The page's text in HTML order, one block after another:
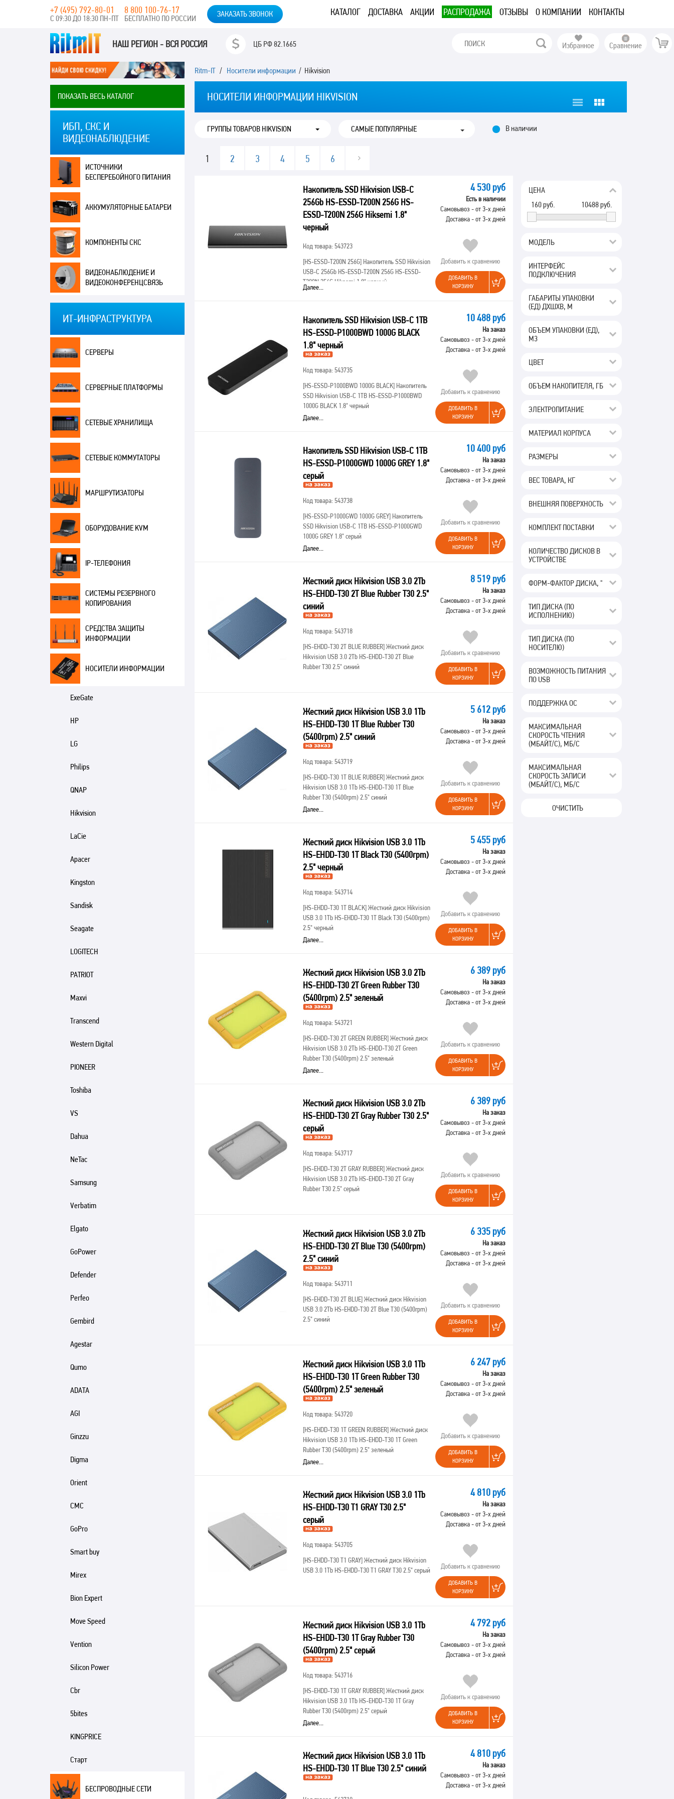
КАТАЛОГ ДОСТАВКА АКЦИИ РАСПРОДАЖА ОТЗЫВЫ О КОМПАНИИ КОНТАКТЫ
+7 (495) 792-80-01
С 09:30 ДО 18:30 ПН-ПТ
8 800 100-76-17
БЕСПЛАТНО ПО РОССИИ ЗАКАЗАТЬ ЗВОНОК
НАШ РЕГИОН - ВСЯ РОССИЯ ЦБ РФ82.1665 Избранное Сравнение
ПОКАЗАТЬ ВЕСЬ КАТАЛОГ
ИБП, СКС И
ВИДЕОНАБЛЮДЕНИЕ
ИСТОЧНИКИ
БЕСПЕРЕБОЙНОГО ПИТАНИЯ
АККУМУЛЯТОРНЫЕ БАТАРЕИ
КОМПОНЕНТЫ СКС
ВИДЕОНАБЛЮДЕНИЕ И
ВИДЕОКОНФЕРЕНЦСВЯЗЬ
ИТ-ИНФРАСТРУКТУРА
СЕРВЕРЫ
СЕРВЕРНЫЕ ПЛАТФОРМЫ
СЕТЕВЫЕ ХРАНИЛИЩА
СЕТЕВЫЕ КОММУТАТОРЫ
МАРШРУТИЗАТОРЫ
ОБОРУДОВАНИЕ KVM
IP-ТЕЛЕФОНИЯ
СИСТЕМЫ РЕЗЕРВНОГО
КОПИРОВАНИЯ
СРЕДСТВА ЗАЩИТЫ
ИНФОРМАЦИИ
НОСИТЕЛИ ИНФОРМАЦИИ
ExeGate
HP
LG
Philips
QNAP
Hikvision
LaCie
Apacer
Kingston
Sandisk
Seagate
LOGITECH
PATRIOT
Maxvi
Transcend
Western Digital
PIONEER
Toshiba
VS
Dahua
NeTac
Samsung
Verbatim
Elgato
GoPower
Defender
Perfeo
Gembird
Agestar
Qumo
ADATA
AGI
Ginzzu
Digma
Orient
CMC
GoPro
Smart buy
Mirex
Bion Expert
Move Speed
Vention
Silicon Power
Cbr
5bites
KINGPRICE
Старт
БЕСПРОВОДНЫЕ СЕТИ
Ritm-IT/ Носители информации / Hikvision
НОСИТЕЛИ ИНФОРМАЦИИ HIKVISION
ГРУППЫ ТОВАРОВ HIKVISION В наличии
1 2 3 4 5 6
ЦЕНА
10488руб.
160руб.
МОДЕЛЬ
ИНТЕРФЕЙС
ПОДКЛЮЧЕНИЯ
ГАБАРИТЫ УПАКОВКИ
(ЕД) ДХШХВ, М
ОБЪЕМ УПАКОВКИ (ЕД),
М3
ЦВЕТ
ОБЪЕМ НАКОПИТЕЛЯ, ГБ
ЭЛЕКТРОПИТАНИЕ
МАТЕРИАЛ КОРПУСА
РАЗМЕРЫ
ВЕС ТОВАРА, КГ
ВНЕШНЯЯ ПОВЕРХНОСТЬ
КОМПЛЕКТ ПОСТАВКИ
КОЛИЧЕСТВО ДИСКОВ В
УСТРОЙСТВЕ
ФОРМ-ФАКТОР ДИСКА, "
ТИП ДИСКА (ПО
ИСПОЛНЕНИЮ)
ТИП ДИСКА (ПО
НОСИТЕЛЮ)
ВОЗМОЖНОСТЬ ПИТАНИЯ
ПО USB
ПОДДЕРЖКА ОС
МАКСИМАЛЬНАЯ
СКОРОСТЬ ЧТЕНИЯ
(МБАЙТ/С), МБ/С
МАКСИМАЛЬНАЯ
СКОРОСТЬ ЗАПИСИ
(МБАЙТ/С), МБ/С
ОЧИСТИТЬ
Накопитель SSD Hikvision USB-C
256Gb HS-ESSD-T200N 256G HS-
ESSD-T200N 256G Hiksemi 1.8"
черный
Код товара: 543723
[HS-ESSD-T200N 256G]Накопитель SSD Hikvision
USB-C 256Gb HS-ESSD-T200N 256G HS-ESSD-
T200N 256G Hiksemi 1.8" черный
Далее...
4 530 руб
Есть в наличии
Самовывоз - от 3-х дней
Доставка - от 3-х дней
Добавить к сравнению
ДОБАВИТЬ В
КОРЗИНУ
Накопитель SSD Hikvision USB-C 1TB
HS-ESSD-P1000BWD 1000G BLACK
1.8" черный
Код товара: 543735
[HS-ESSD-P1000BWD 1000G BLACK]Накопитель
SSD Hikvision USB-C 1TB HS-ESSD-P1000BWD
1000G BLACK 1.8" черный
Далее...
10 488 руб
На заказ
Самовывоз - от 3-х дней
Доставка - от 3-х дней
Добавить к сравнению
ДОБАВИТЬ В
КОРЗИНУ
Накопитель SSD Hikvision USB-C 1TB
HS-ESSD-P1000GWD 1000G GREY 1.8"
серый
Код товара: 543738
[HS-ESSD-P1000GWD 1000G GREY]Накопитель
SSD Hikvision USB-C 1TB HS-ESSD-P1000GWD
1000G GREY 1.8" серый
Далее...
10 400 руб
На заказ
Самовывоз - от 3-х дней
Доставка - от 3-х дней
Добавить к сравнению
ДОБАВИТЬ В
КОРЗИНУ
Жесткий диск Hikvision USB 3.0 2Tb
HS-EHDD-T30 2T Blue Rubber T30 2.5"
синий
Код товара: 543718
[HS-EHDD-T30 2T BLUE RUBBER]Жесткий диск
Hikvision USB 3.0 2Tb HS-EHDD-T30 2T Blue
Rubber T30 2.5" синий
8 519 руб
На заказ
Самовывоз - от 3-х дней
Доставка - от 3-х дней
Добавить к сравнению
ДОБАВИТЬ В
КОРЗИНУ
Жесткий диск Hikvision USB 3.0 1Tb
HS-EHDD-T30 1T Blue Rubber T30
(5400rpm) 2.5" синий
Код товара: 543719
[HS-EHDD-T30 1T BLUE RUBBER]Жесткий диск
Hikvision USB 3.0 1Tb HS-EHDD-T30 1T Blue
Rubber T30 (5400rpm) 2.5" синий
Далее...
5 612 руб
На заказ
Самовывоз - от 3-х дней
Доставка - от 3-х дней
Добавить к сравнению
ДОБАВИТЬ В
КОРЗИНУ
Жесткий диск Hikvision USB 3.0 1Tb
HS-EHDD-T30 1T Black T30 (5400rpm)
2.5" черный
Код товара: 543714
[HS-EHDD-T30 1T BLACK]Жесткий диск Hikvision
USB 3.0 1Tb HS-EHDD-T30 1T Black T30 (5400rpm)
2.5" черный
Далее...
5 455 руб
На заказ
Самовывоз - от 3-х дней
Доставка - от 3-х дней
Добавить к сравнению
ДОБАВИТЬ В
КОРЗИНУ
Жесткий диск Hikvision USB 3.0 2Tb
HS-EHDD-T30 2T Green Rubber T30
(5400rpm) 2.5" зеленый
Код товара: 543721
[HS-EHDD-T30 2T GREEN RUBBER]Жесткий диск
Hikvision USB 3.0 2Tb HS-EHDD-T30 2T Green
Rubber T30 (5400rpm) 2.5" зеленый
Далее...
6 389 руб
На заказ
Самовывоз - от 3-х дней
Доставка - от 3-х дней
Добавить к сравнению
ДОБАВИТЬ В
КОРЗИНУ
Жесткий диск Hikvision USB 3.0 2Tb
HS-EHDD-T30 2T Gray Rubber T30 2.5"
серый
Код товара: 543717
[HS-EHDD-T30 2T GRAY RUBBER]Жесткий диск
Hikvision USB 3.0 2Tb HS-EHDD-T30 2T Gray
Rubber T30 2.5" серый
6 389 руб
На заказ
Самовывоз - от 3-х дней
Доставка - от 3-х дней
Добавить к сравнению
ДОБАВИТЬ В
КОРЗИНУ
Жесткий диск Hikvision USB 3.0 2Tb
HS-EHDD-T30 2T Blue T30 (5400rpm)
2.5" синий
Код товара: 543711
[HS-EHDD-T30 2T BLUE]Жесткий диск Hikvision
USB 3.0 2Tb HS-EHDD-T30 2T Blue T30 (5400rpm)
2.5" синий
6 335 руб
На заказ
Самовывоз - от 3-х дней
Доставка - от 3-х дней
Добавить к сравнению
ДОБАВИТЬ В
КОРЗИНУ
Жесткий диск Hikvision USB 3.0 1Tb
HS-EHDD-T30 1T Green Rubber T30
(5400rpm) 2.5" зеленый
Код товара: 543720
[HS-EHDD-T30 1T GREEN RUBBER]Жесткий диск
Hikvision USB 3.0 1Tb HS-EHDD-T30 1T Green
Rubber T30 (5400rpm) 2.5" зеленый
Далее...
6 247 руб
На заказ
Самовывоз - от 3-х дней
Доставка - от 3-х дней
Добавить к сравнению
ДОБАВИТЬ В
КОРЗИНУ
Жесткий диск Hikvision USB 3.0 1Tb
HS-EHDD-T30 T1 GRAY T30 2.5"
серый
Код товара: 543705
[HS-EHDD-T30 T1 GRAY]Жесткий диск Hikvision
USB 3.0 1Tb HS-EHDD-T30 T1 GRAY T30 2.5" серый
4 810 руб
На заказ
Самовывоз - от 3-х дней
Доставка - от 3-х дней
Добавить к сравнению
ДОБАВИТЬ В
КОРЗИНУ
Жесткий диск Hikvision USB 3.0 1Tb
HS-EHDD-T30 1T Gray Rubber T30
(5400rpm) 2.5" серый
Код товара: 543716
[HS-EHDD-T30 1T GRAY RUBBER]Жесткий диск
Hikvision USB 3.0 1Tb HS-EHDD-T30 1T Gray
Rubber T30 (5400rpm) 2.5" серый
Далее...
4 792 руб
На заказ
Самовывоз - от 3-х дней
Доставка - от 3-х дней
Добавить к сравнению
ДОБАВИТЬ В
КОРЗИНУ
Жесткий диск Hikvision USB 3.0 1Tb
HS-EHDD-T30 1T Blue T30 2.5" синий
4 810 руб
На заказ
Самовывоз - от 3-х дней
Доставка - от 3-х дней